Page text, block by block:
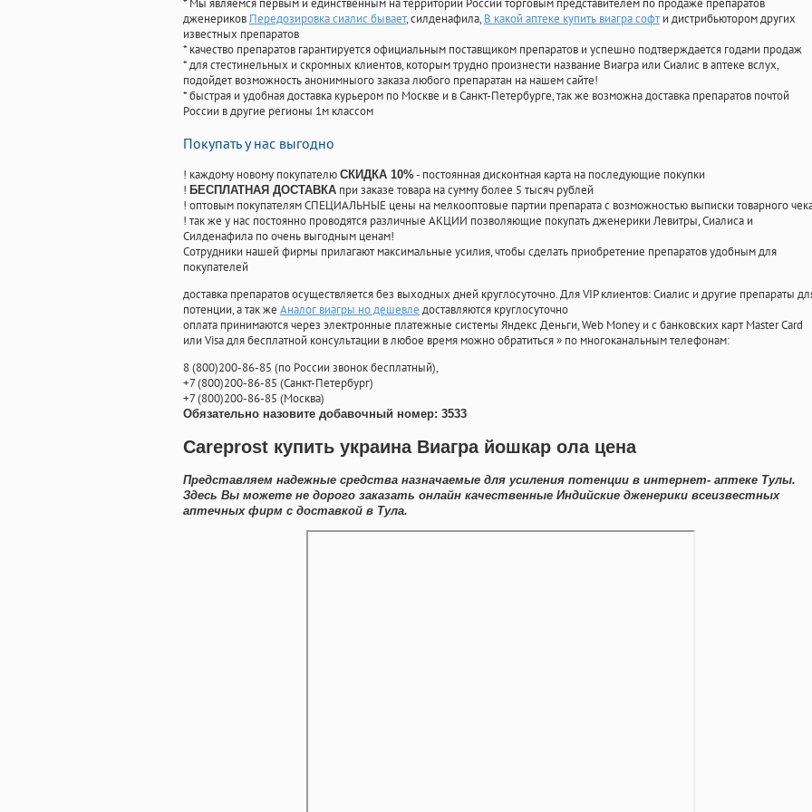
* Мы являемся первым и единственным на территории России торговым представителем по продаже препаратов
дженериков Передозировка сиалис бывает, силденафила, В какой аптеке купить виагра софти дистрибьютором других
известных препаратов
* качество препаратов гарантируется официальным поставщиком препаратов и успешно подтверждается годами продаж
* для стестинельных и скромных клиентов, которым трудно произнести название Виагра или Сиалис в аптеке вслух,
подойдет возможность анонимныого заказа любого препаратан на нашем сайте!
* быстрая и удобная доставка курьером по Москве и в Санкт-Петербурге, так же возможна доставка препаратов почтой
России в другие регионы 1м классом
Покупать у нас выгодно
! каждому новому покупателю СКИДКА 10%- постоянная дисконтная карта на последующие покупки
! БЕСПЛАТНАЯ ДОСТАВКА при заказе товара на сумму более 5 тысяч рублей
! оптовым покупателям СПЕЦИАЛЬНЫЕ цены на мелкооптовые партии препарата с возможностью выписки товарного
! так же у нас постоянно проводятся различные АКЦИИ позволяющие покупать дженерики Левитры, Сиалиса и
Силденафила по очень выгодным ценам!
Cотрудники нашей фирмы прилагают максимальные усилия, чтобы сделать приобретение препаратов удобным для
покупателей
доставка препаратов осуществляется без выходных дней круглосуточно. Для VIP клиентов: Сиалис и другие препараты
потенции, а так же Аналог виагры но дешевле доставляются круглосуточно
оплата принимаются через электронные платежные системы Яндекс Деньги, Web Money и с банковских карт Master Card
или Visa для бесплатной консультации в любое время можно обратиться» по многоканальным телефонам:
8(800)200-86-85 (по России звонок бесплатный),
+7(800)200-86-85 (Санкт-Петербург)
+7(800)200-86-85 (Москва)
Обязательно назовите добавочный номер: 3533
Careprost купить украина Виагра йошкар ола цена
Представляем надежные средства назначаемые для усиления потенции в интернет- аптеке Тулы.
Здесь Вы можете не дорого заказать онлайн качественные Индийские дженерики всеизвестных
аптечных фирм с доставкой в Тула.